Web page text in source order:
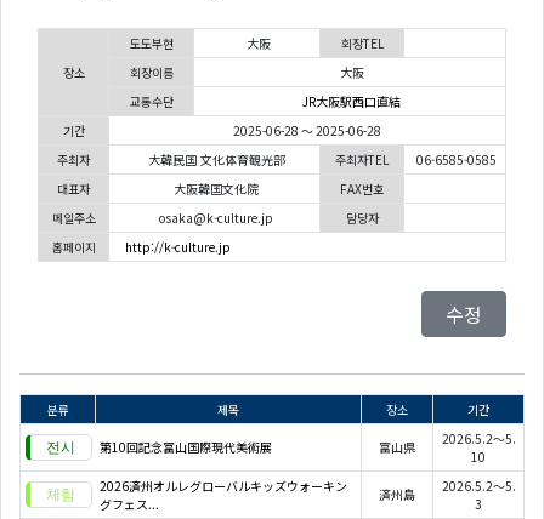
장소
도도부현 大阪
회장TEL
회장이름
大阪
교통수단
JR大阪駅西口直結
기간
2025-06-28 ～ 2025-06-28
주최자
大韓民国 文化体育観光部 주최자TEL
06-6585-0585
대표자
大阪韓国文化院
FAX번호
메일주소
osaka@k-culture.jp
담당자
홈페이지
http://k-culture.jp
수정
분류 제목 장소 기간
第10回記念富山国際現代美術展 富山県
2026.5.2～5.
10
2026済州オルレグローバルキッズウォーキン
グフェス...
済州島
2026.5.2～5.
3